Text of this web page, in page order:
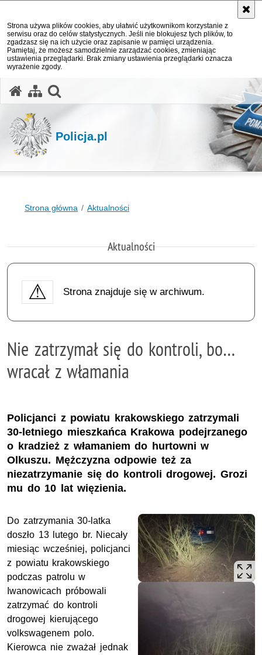
Strona używa plików cookies, aby ułatwić użytkownikom korzystanie z
serwisu oraz do celów statystycznych. Jeśli nie blokujesz tych plików, to
zgadzasz się na ich użycie oraz zapisanie w pamięci urządzenia.
Pamiętaj, że możesz samodzielnie zarządzać cookies, zmieniając
ustawienia przeglądarki. Brak zmiany ustawienia przeglądarki oznacza
wyrażenie zgody.
Policja.pl
Strona główna Aktualności
Aktualności
Strona znajduje się w archiwum.
Nie zatrzymał się do kontroli, bo…
wracał z włamania
Policjanci z powiatu krakowskiego zatrzymali
30-letniego mieszkańca Krakowa podejrzanego
o kradzież z włamaniem do hurtowni w
Olkuszu. Mężczyzna odpowie też za
niezatrzymanie się do kontroli drogowej. Grozi
mu do 10 lat więzienia.
Do zatrzymania 30-latka
doszło 13 lutego br. Niecały
miesiąc wcześniej, policjanci
z powiatu krakowskiego
podczas patrolu w
Iwanowicach próbowali
zatrzymać do kontroli
drogowej kierującego
volkswagenem polo.
Kierowca nie zważał jednak